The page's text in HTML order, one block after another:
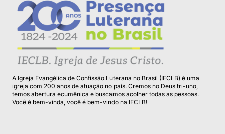
A Igreja Evangélica de Confissão Luterana no Brasil (IECLB) é uma
igreja com 200 anos de atuação no país. Cremos no Deus tri-uno,
temos abertura ecumênica e buscamos acolher todas as pessoas.
Você é bem-vinda, você é bem-vindo na IECLB!